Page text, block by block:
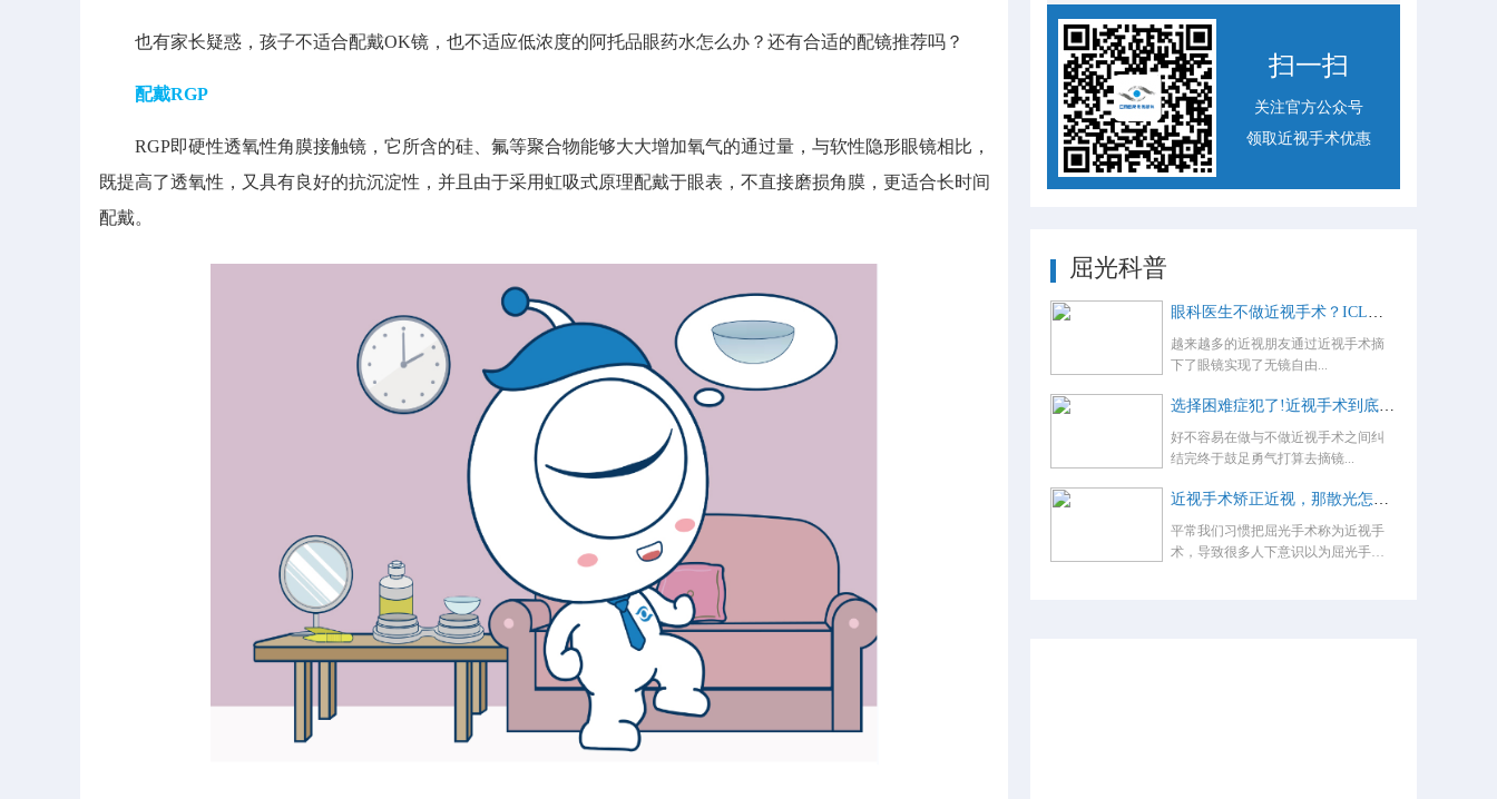
也有家长疑惑，孩子不适合配戴OK镜，也不适应低浓度的阿托品眼药水怎么办？还有合适的配镜推荐吗？
配戴RGP
RGP即硬性透氧性角膜接触镜，它所含的硅、氟等聚合物能够大大增加氧气的通过量，与软性隐形眼镜相比，
既提高了透氧性，又具有良好的抗沉淀性，并且由于采用虹吸式原理配戴于眼表，不直接磨损角膜，更适合长时间
配戴。
扫一扫
关注官方公众号
领取近视手术优惠
屈光科普
眼科医生不做近视手术？ICL比激光手术好？这些近视手术谣言，别再信了！
越来越多的近视朋友通过近视手术摘
下了眼镜实现了无镜自由...
选择困难症犯了!近视手术到底怎么选？
好不容易在做与不做近视手术之间纠
结完终于鼓足勇气打算去摘镜...
近视手术矫正近视，那散光怎么办，术后还要戴眼镜吗？
平常我们习惯把屈光手术称为近视手
术，导致很多人下意识以为屈光手术